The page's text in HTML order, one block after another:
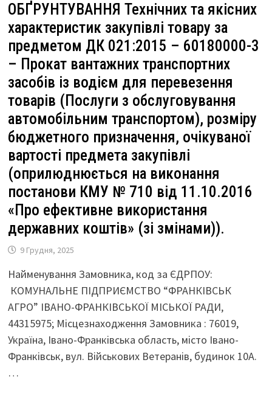
ОБҐРУНТУВАННЯ Технічних та якісних
характеристик закупівлі товару за
предметом ДК 021:2015 – 60180000-3
– Прокат вантажних транспортних
засобів із водієм для перевезення
товарів (Послуги з обслуговування
автомобільним транспортом), розміру
бюджетного призначення, очікуваної
вартості предмета закупівлі
(оприлюднюється на виконання
постанови КМУ № 710 від 11.10.2016
«Про ефективне використання
державних коштів» (зі змінами)).
9 Грудня, 2025
Найменування Замовника, код за ЄДРПОУ:
КОМУНАЛЬНЕ ПІДПРИЄМСТВО “ФРАНКІВСЬК
АГРО” ІВАНО-ФРАНКІВСЬКОЇ МІСЬКОЇ РАДИ,
44315975; Місцезнаходження Замовника : 76019,
Україна, Івано-Франківська область, місто Івано-
Франківськ, вул. Військових Ветеранів, будинок 10А.
…